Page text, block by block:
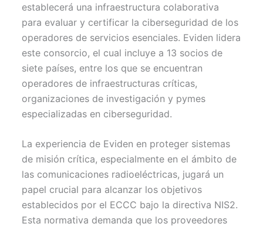
establecerá una infraestructura colaborativa
para evaluar y certificar la ciberseguridad de los
operadores de servicios esenciales. Eviden lidera
este consorcio, el cual incluye a 13 socios de
siete países, entre los que se encuentran
operadores de infraestructuras críticas,
organizaciones de investigación y pymes
especializadas en ciberseguridad.
La experiencia de Eviden en proteger sistemas
de misión crítica, especialmente en el ámbito de
las comunicaciones radioeléctricas, jugará un
papel crucial para alcanzar los objetivos
establecidos por el ECCC bajo la directiva NIS2.
Esta normativa demanda que los proveedores